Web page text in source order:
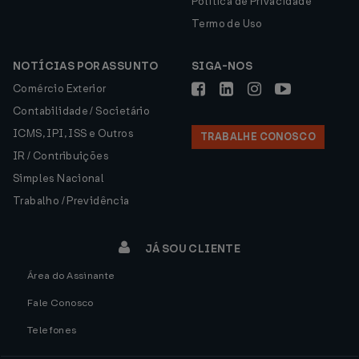
Termo de Uso
NOTÍCIAS POR ASSUNTO
Comércio Exterior
Contabilidade / Societário
ICMS, IPI, ISS e Outros
IR / Contribuições
Simples Nacional
Trabalho / Previdência
SIGA-NOS
TRABALHE CONOSCO
JÁ SOU CLIENTE
Área do Assinante
Fale Conosco
Telefones